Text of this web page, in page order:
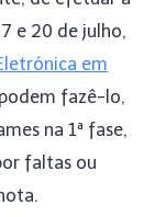
e 20 de julho,
em
fazê-lo,
na 1ª fase,
faltas ou